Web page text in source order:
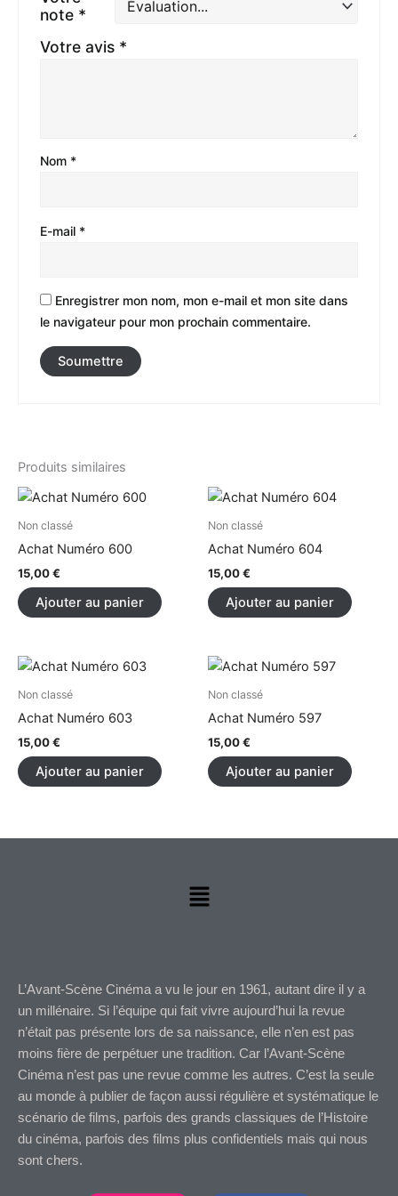
note *
Votre avis *
Nom *
E-mail *
Enregistrer mon nom, mon e-mail et mon site dans
le navigateur pour mon prochain commentaire.
Produits similaires
Non classé
Achat Numéro 600
15,00€
Ajouter au panier
Non classé
Achat Numéro 604
15,00€
Ajouter au panier
Non classé
Achat Numéro 603
15,00€
Ajouter au panier
Non classé
Achat Numéro 597
15,00€
Ajouter au panier
Menu
L’Avant-Scène Cinéma a vu le jour en 1961, autant dire il y a
un millénaire. Si l’équipe qui fait vivre aujourd’hui la revue
n’était pas présente lors de sa naissance, elle n’en est pas
moins fière de perpétuer une tradition. Car l’Avant-Scène
Cinéma n’est pas une revue comme les autres. C’est la seule
au monde à publier de façon aussi régulière et systématique le
scénario de films, parfois des grands classiques de l’Histoire
du cinéma, parfois des films plus confidentiels mais qui nous
sont chers.